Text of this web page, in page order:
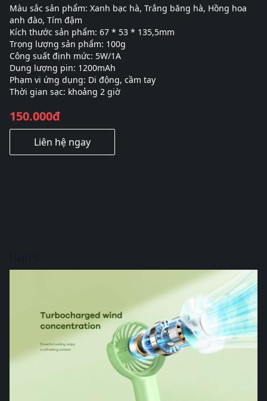
Màu sắc sản phẩm: Xanh bạc hà, Trắng băng hà, Hồng hoa
anh đào, Tím đậm
Kích thước sản phẩm: 67 * 53 * 135,5mm
Trọng lượng sản phẩm: 100g
Công suất định mức: 5W/1A
Dung lượng pin: 1200mAh
Phạm vi ứng dụng: Di động, cầm tay
Thời gian sạc: khoảng 2 giờ
150.000đ
Liên hệ ngay